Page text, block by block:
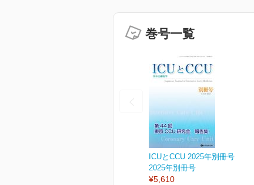
巻号一覧
ICUとCCU 2025年別冊号
2025年別冊号
¥5,610